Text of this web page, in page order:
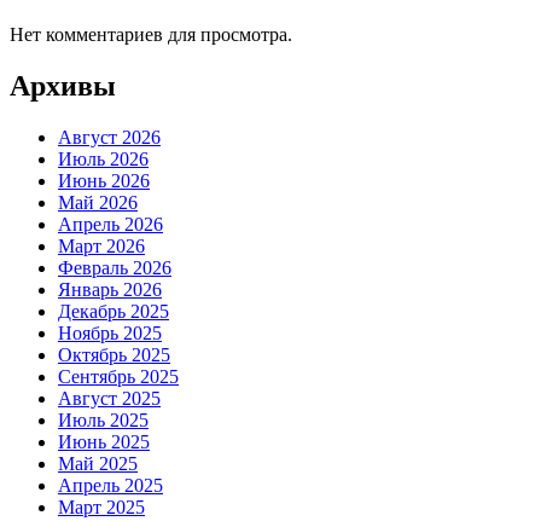
Нет комментариев для просмотра.
Архивы
Август 2026
Июль 2026
Июнь 2026
Май 2026
Апрель 2026
Март 2026
Февраль 2026
Январь 2026
Декабрь 2025
Ноябрь 2025
Октябрь 2025
Сентябрь 2025
Август 2025
Июль 2025
Июнь 2025
Май 2025
Апрель 2025
Март 2025